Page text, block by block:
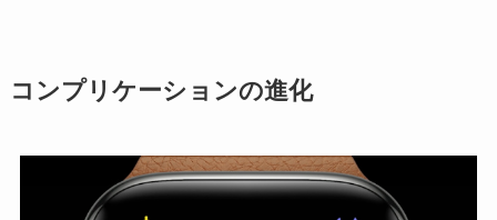
コンプリケーションの進化